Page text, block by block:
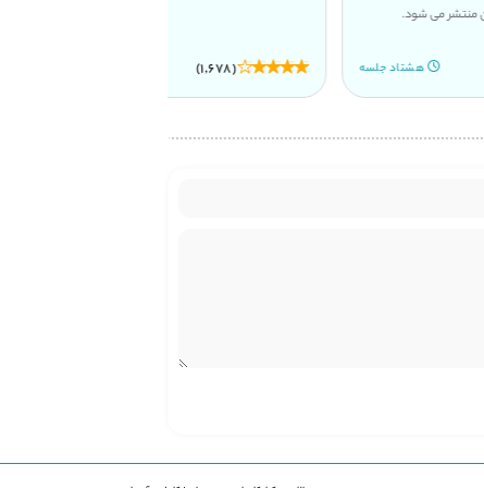
(1,678) پنج جلسه